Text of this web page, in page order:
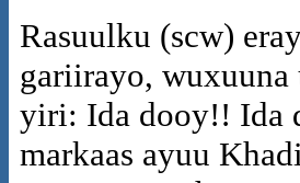
Rasuulku (scw)
gariirayo,
yiri: Ida dooy!! Ida
markaas ayuu